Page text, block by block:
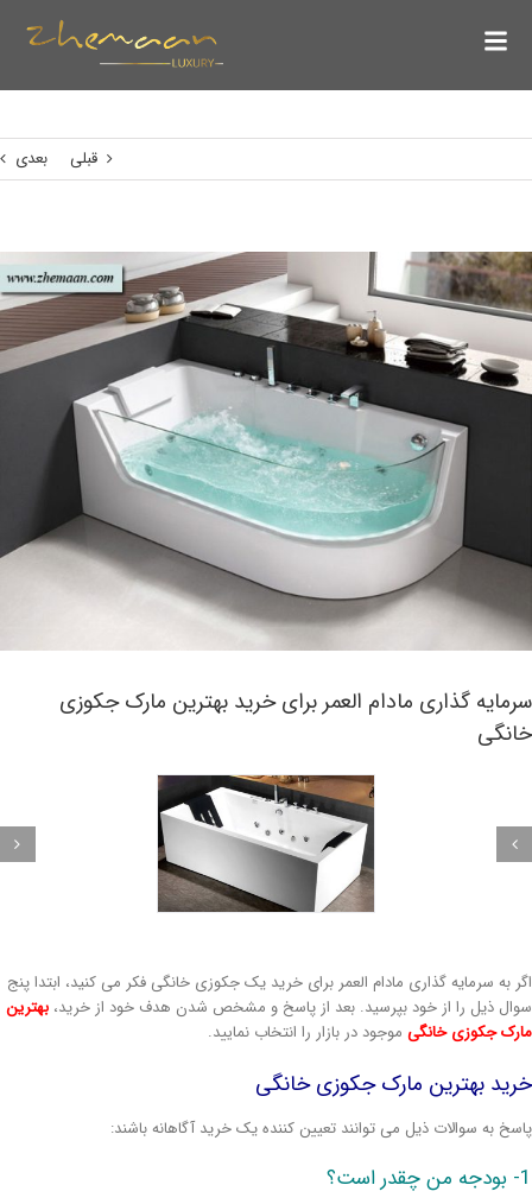
قبلی بعدی
گذاری مادام العمر برای خرید بهترین مارک جکوزی
به سرمایه گذاری مادام العمر برای خرید یک جکوزی خانگی فکر می کنید، ابتدا پنج
ذیل را از خود بپرسید. بعد از پاسخ و مشخص شدن هدف خود از خرید،بهترین
جکوزی خانگیموجود در بازار را انتخاب نمایید.
بهترین مارک جکوزی خانگی
به سوالات ذیل می توانند تعیین کننده یک خرید آگاهانه باشند: